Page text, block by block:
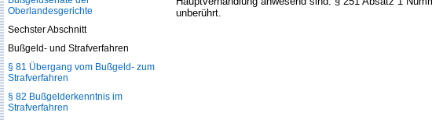
unberührt.
Oberlandesgerichte
Sechster Abschnitt
Bußgeld- und Strafverfahren
§ 81 Übergang vom Bußgeld- zum
Strafverfahren
§ 82 Bußgelderkenntnis im
Strafverfahren